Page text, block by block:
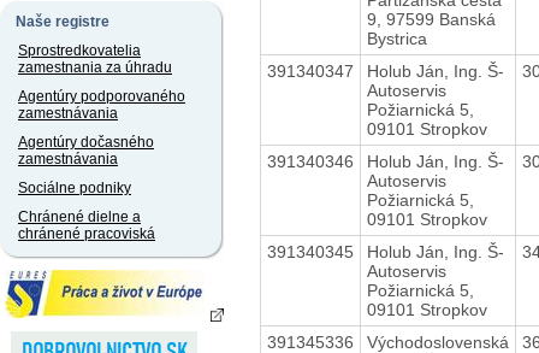
Naše registre
Sprostredkovatelia
zamestnania za úhradu
Agentúry podporovaného
zamestnávania
Agentúry dočasného
zamestnávania
Sociálne podniky
Chránené dielne a
chránené pracoviská
9, 97599 Banská
Bystrica
391340347
Holub Ján, Ing. Š-
Autoservis
Požiarnická 5,
09101 Stropkov
391340346
Holub Ján, Ing. Š-
Autoservis
Požiarnická 5,
09101 Stropkov
391340345
Holub Ján, Ing. Š-
Autoservis
Požiarnická 5,
09101 Stropkov
391345336
Východoslovenská